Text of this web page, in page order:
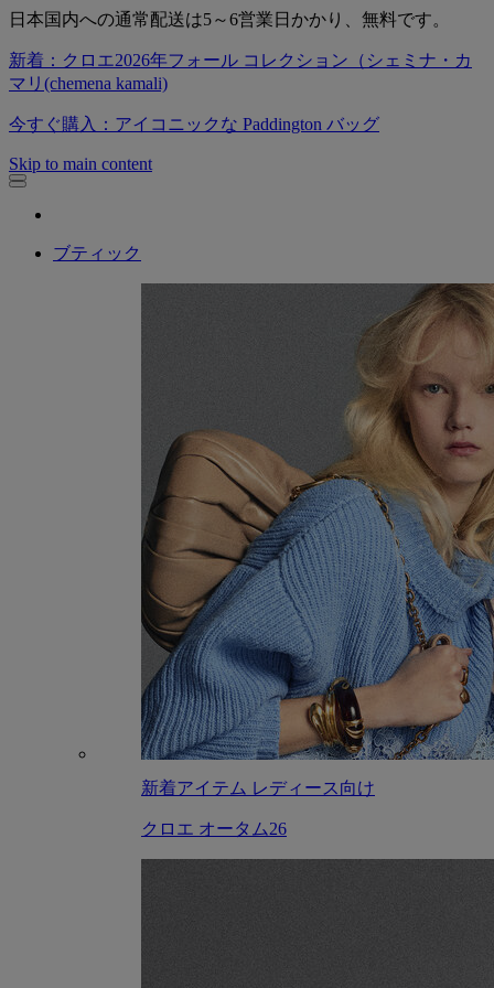
日本国内への通常配送は5～6営業日かかり、無料です。
新着：クロエ2026年フォール コレクション（シェミナ・カ
マリ(chemena kamali)
今すぐ購入：アイコニックな Paddington バッグ
Skip to main content
ブティック
新着アイテム レディース向け
クロエ オータム26